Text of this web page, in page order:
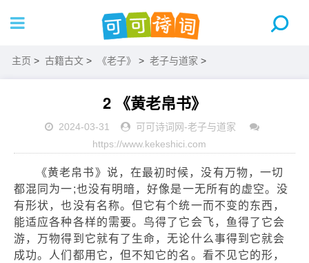
主页 > 古籍古文 > 《老子》 > 老子与道家 >
2 《黄老帛书》
2024-03-31 可可诗词网-老子与道家
https://www.kekeshici.com
《黄老帛书》说，在最初时候，没有万物，一切
都混同为一;也没有明暗，好像是一无所有的虚空。没
有形状，也没有名称。但它有个统一而不变的东西，
能适应各种各样的需要。鸟得了它会飞，鱼得了它会
游，万物得到它就有了生命，无论什么事得到它就会
成功。人们都用它，但不知它的名。看不见它的形，